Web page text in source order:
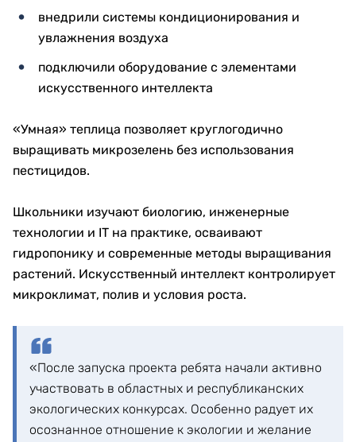
внедрили системы кондиционирования и
увлажнения воздуха
подключили оборудование с элементами
искусственного интеллекта
«Умная» теплица позволяет круглогодично
выращивать микрозелень без использования
пестицидов.
Школьники изучают биологию, инженерные
технологии и IT на практике, осваивают
гидропонику и современные методы выращивания
растений. Искусственный интеллект контролирует
микроклимат, полив и условия роста.
«После запуска проекта ребята начали активно
участвовать в областных и республиканских
экологических конкурсах. Особенно радует их
осознанное отношение к экологии и желание